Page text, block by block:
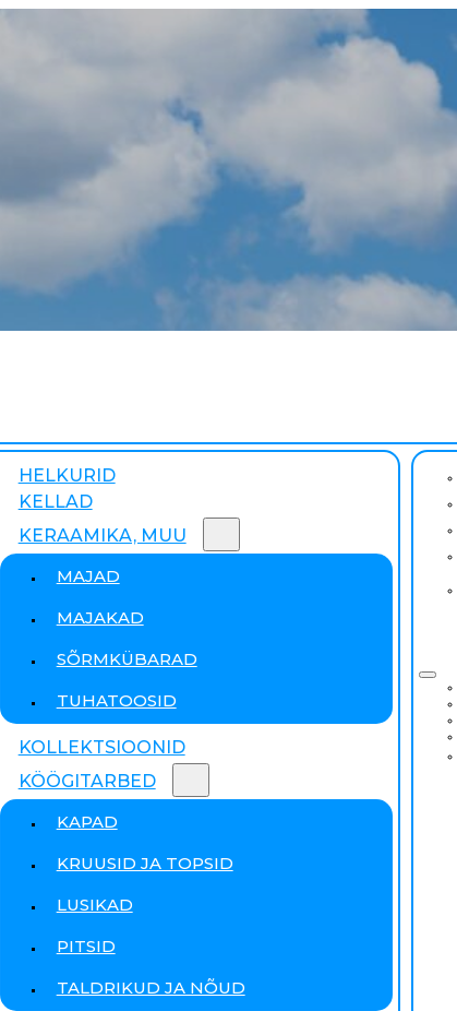
HELKURID
KELLAD
KERAAMIKA, MUU
MAJAD
MAJAKAD
SÕRMKÜBARAD
TUHATOOSID
KOLLEKTSIOONID
KÖÖGITARBED
KAPAD
KRUUSID JA TOPSID
LUSIKAD
PITSID
TALDRIKUD JA NÕUD